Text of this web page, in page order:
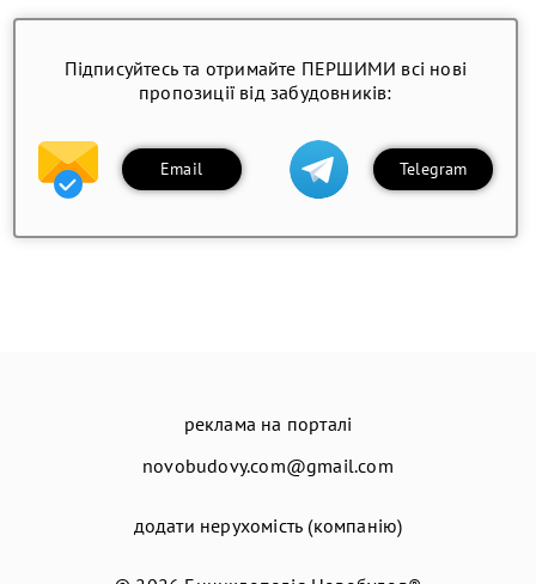
Підписуйтесь та отримайте ПЕРШИМИ всі нові
пропозиції від забудовників:
Email Telegram
реклама на порталі
novobudovy.com@gmail.com
додати нерухомість (компанію)